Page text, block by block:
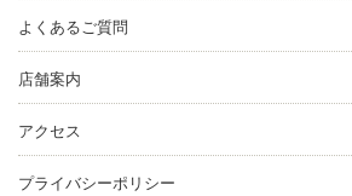
よくあるご質問
店舗案内
アクセス
プライバシーポリシー